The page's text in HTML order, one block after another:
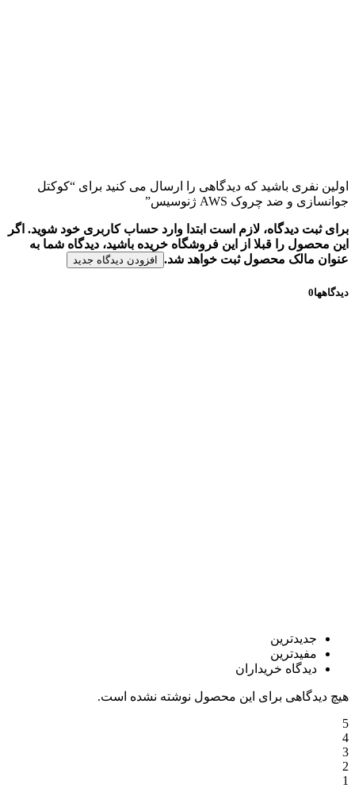
اولین نفری باشید که دیدگاهی را ارسال می کنید برای “کوکتل
جوانسازی و ضد چروک AWS ژنوسیس”
برای ثبت دیدگاه، لازم است ابتدا وارد حساب کاربری خود شوید. اگر
این محصول را قبلا از این فروشگاه خریده باشید، دیدگاه شما به
عنوان مالک محصول ثبت خواهد شد.
افزودن دیدگاه جدید
دیدگاهها0
جدیدترین
مفیدترین
دیدگاه خریداران
هیچ دیدگاهی برای این محصول نوشته نشده است.
5
4
3
2
1